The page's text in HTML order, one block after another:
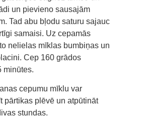
un pievieno sausajām
Tad abu bļodu saturu sajauc
samaisi. Uz cepamās
nelielas mīklas bumbiņas un
Cep 160 grādos
minūtes.
cepumu mīklu var
pārtikas plēvē un atpūtināt
stundas.